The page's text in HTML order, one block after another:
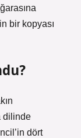
bir kopyası
dilinde
dört